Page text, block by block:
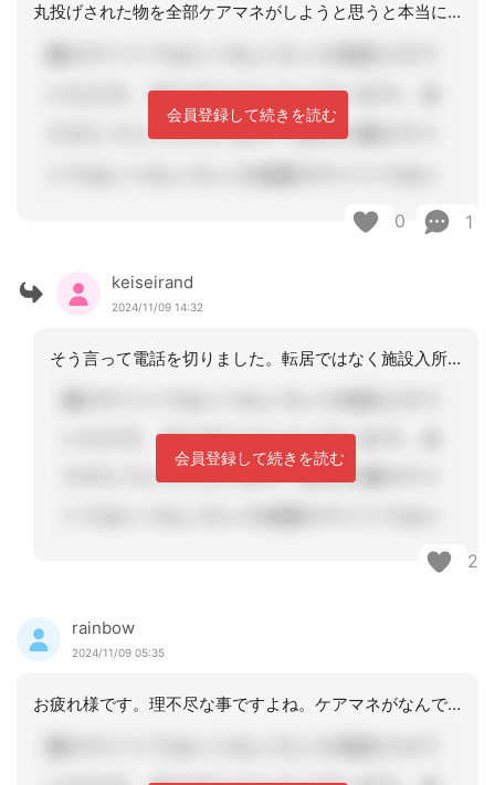
丸投げされた物を全部ケアマネがしようと思うと本当に大変です。できることできないこ
会員登録して続きを読む
0 1
keiseirand
2024/11/09 14:32
そう言って電話を切りました。転居ではなく施設入所提案しました。施設ケアマネに包括
会員登録して続きを読む
2
rainbow
2024/11/09 05:35
お疲れ様です。理不尽な事ですよね。ケアマネがなんでもしてくれると思っている人はか